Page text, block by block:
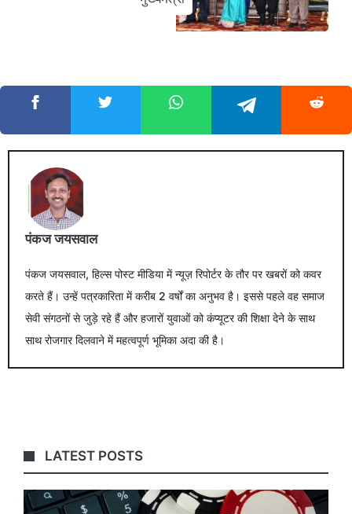
पंकज जयसवाल
पंकज जयसवाल, हिल्स पोस्ट मीडिया में न्यूज़ रिपोर्टर के तौर पर खबरों को कवर
करते हैं। उन्हें पत्रकारिता में करीब 2 वर्षों का अनुभव है। इससे पहले वह समाज
सेवी संगठनों से जुड़े रहे हैं और हजारों युवाओं को कंप्यूटर की शिक्षा देने के साथ
साथ रोजगार दिलवाने में महत्वपूर्ण भूमिका अदा की है।
LATEST POSTS